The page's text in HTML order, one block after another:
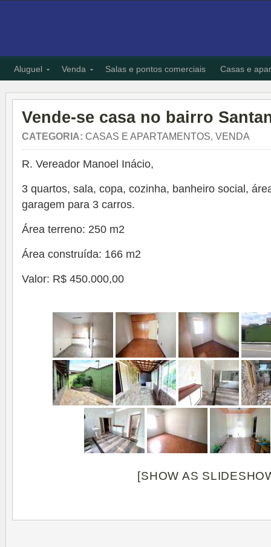
Aluguel Venda Salas e pontos comerciais Casas e
Vende-se casa no bairro
CATEGORIA: CASAS E APARTAMENTOS, VENDA
R. Vereador Manoel Inácio,
3 quartos, sala, copa, cozinha, banheiro social,
garagem para 3 carros.
Área terreno: 250 m2
Área construída: 166 m2
Valor: R$ 450.000,00
[SHOW AS